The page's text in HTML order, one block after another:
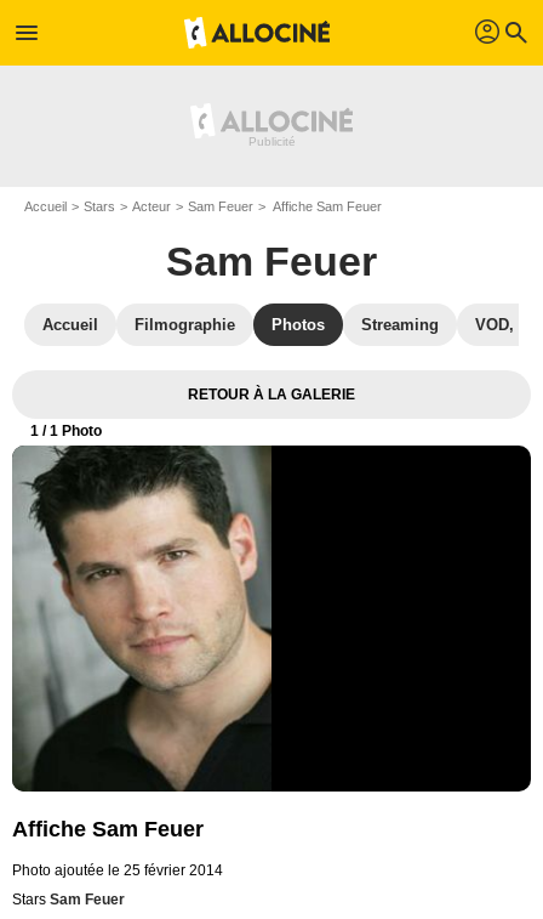
menu profil search
Accueil Stars Acteur Sam Feuer Affiche Sam Feuer
Sam Feuer
Accueil Filmographie Photos Streaming VOD,
RETOUR À LA GALERIE
1 / 1 Photo
Affiche Sam Feuer
Photo ajoutée le 25 février 2014
Stars Sam Feuer